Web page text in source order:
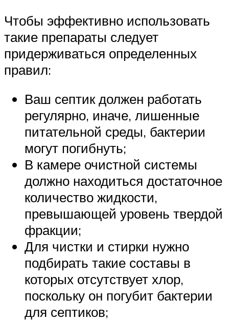
Чтобы эффективно использовать
такие препараты следует
придерживаться определенных
правил:
Ваш септик должен работать
регулярно, иначе, лишенные
питательной среды, бактерии
могут погибнуть;
В камере очистной системы
должно находиться достаточное
количество жидкости,
превышающей уровень твердой
фракции;
Для чистки и стирки нужно
подбирать такие составы в
которых отсутствует хлор,
поскольку он погубит бактерии
для септиков;